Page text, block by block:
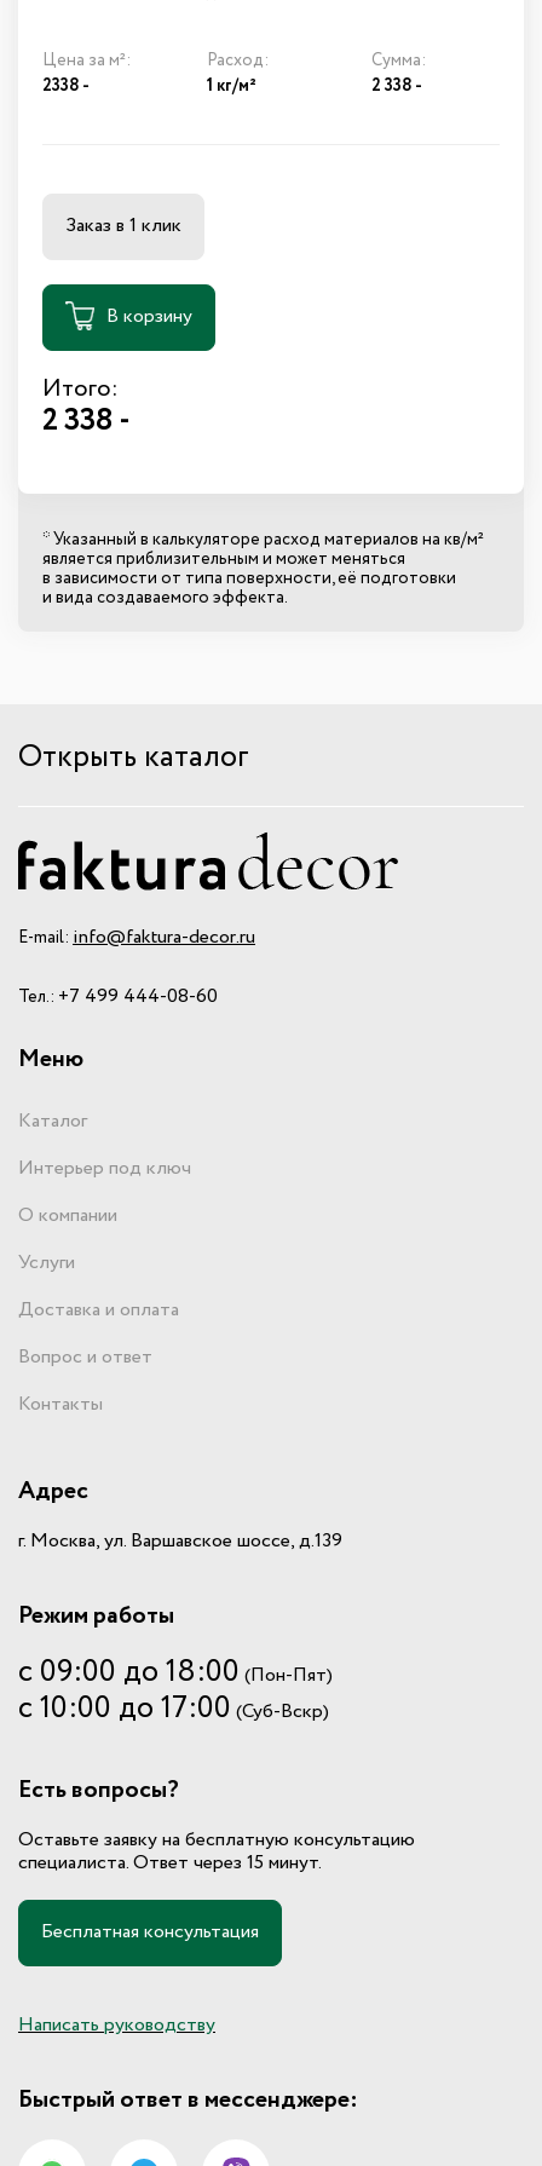
Цена за м²:
2338 -
Расход:
1 кг/м²
Сумма:
2 338 -
Заказ в 1 клик
В корзину
Итого:
2 338 -
* Указанный в калькуляторе расход материалов на кв/м²
является приблизительным и может меняться
в зависимости от типа поверхности, её подготовки
и вида создаваемого эффекта.
Открыть каталог
E-mail: info@faktura-decor.ru
Тел.: +7 499 444-08-60
Меню
Каталог
Интерьер под ключ
О компании
Услуги
Доставка и оплата
Вопрос и ответ
Контакты
Адрес
г. Москва, ул. Варшавское шоссе, д.139
Режим работы
с 09:00 до 18:00 (Пон-Пят)
с 10:00 до 17:00 (Суб-Вскр)
Есть вопросы?
Оставьте заявку на бесплатную консультацию
специалиста. Ответ через 15 минут.
Бесплатная консультация
Написать руководству
Быстрый ответ в мессенджере: